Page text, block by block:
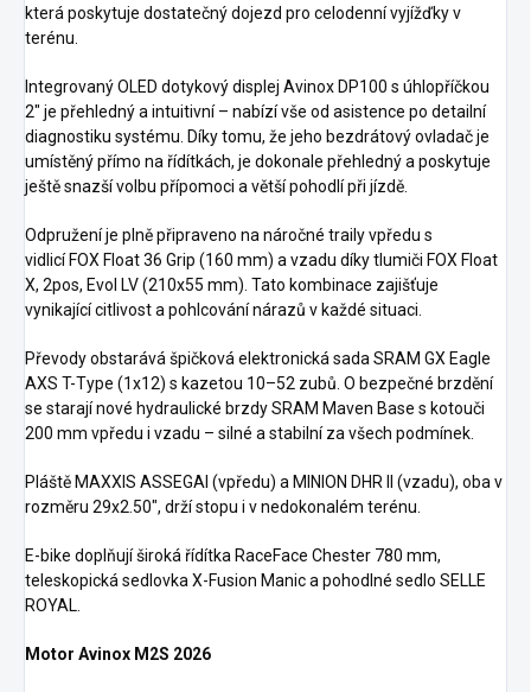
která poskytuje dostatečný dojezd pro celodenní vyjížďky v
terénu.
Integrovaný OLED dotykový displej Avinox DP100 s úhlopříčkou
2" je přehledný a intuitivní – nabízí vše od asistence po detailní
diagnostiku systému. Díky tomu, že jeho bezdrátový ovladač je
umístěný přímo na řídítkách, je dokonale přehledný a poskytuje
ještě snazší volbu přípomoci a větší pohodlí při jízdě.
Odpružení je plně připraveno na náročné traily vpředu s
vidlicí FOX Float 36 Grip (160 mm) a vzadu díky tlumiči FOX Float
X, 2pos, Evol LV (210x55 mm). Tato kombinace zajišťuje
vynikající citlivost a pohlcování nárazů v každé situaci.
Převody obstarává špičková elektronická sada SRAM GX Eagle
AXS T-Type (1x12) s kazetou 10–52 zubů. O bezpečné brzdění
se starají nové hydraulické brzdy SRAM Maven Base s kotouči
200 mm vpředu i vzadu – silné a stabilní za všech podmínek.
Pláště MAXXIS ASSEGAI (vpředu) a MINION DHR II (vzadu), oba v
rozměru 29x2.50", drží stopu i v nedokonalém terénu.
E-bike doplňují široká řídítka RaceFace Chester 780 mm,
teleskopická sedlovka X-Fusion Manic a pohodlné sedlo SELLE
ROYAL.
Motor Avinox M2S 2026